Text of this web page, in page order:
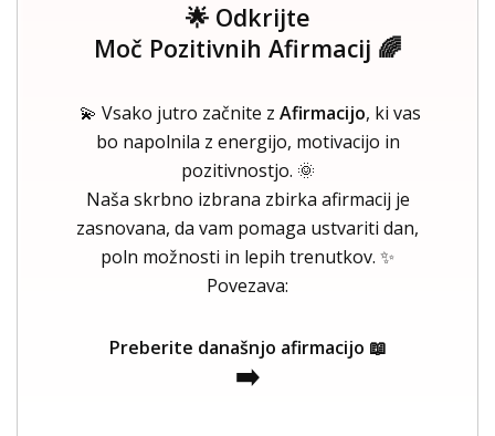
🌟 Odkrijte
Moč Pozitivnih Afirmacij 🌈
💫 Vsako jutro začnite z Afirmacijo, ki vas
bo napolnila z energijo, motivacijo in
pozitivnostjo. 🌞
Naša skrbno izbrana zbirka afirmacij je
zasnovana, da vam pomaga ustvariti dan,
poln možnosti in lepih trenutkov. ✨
Povezava:
Preberite današnjo afirmacijo 📖
➡️